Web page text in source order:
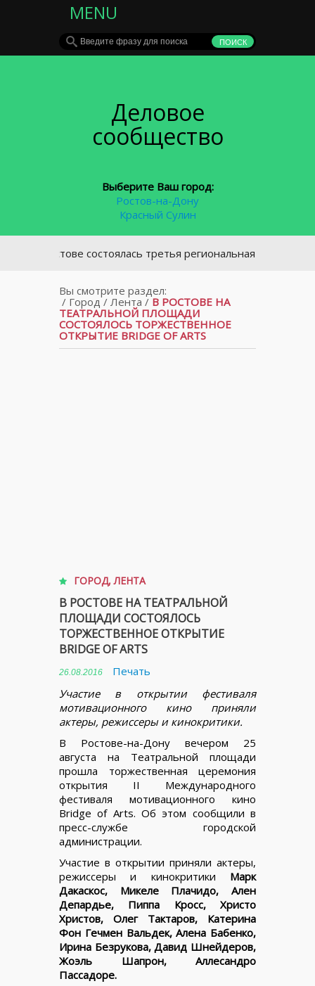
MENU
Деловое
сообщество
Выберите Ваш город:
Ростов-на-Дону
Красный Сулин
В Ростове состоялась третья региональная конференция
Вы смотрите раздел:
/ Город/ Лента / В РОСТОВЕ НА
ТЕАТРАЛЬНОЙ ПЛОЩАДИ
СОСТОЯЛОСЬ ТОРЖЕСТВЕННОЕ
ОТКРЫТИЕ BRIDGE OF ARTS
ГОРОД,ЛЕНТА
В РОСТОВЕ НА ТЕАТРАЛЬНОЙ
ПЛОЩАДИ СОСТОЯЛОСЬ
ТОРЖЕСТВЕННОЕ ОТКРЫТИЕ
BRIDGE OF ARTS
26.08.2016
Печать
Участие в открытии фестиваля
мотивационного кино приняли
актеры, режиссеры и кинокритики.
В Ростове-на-Дону вечером 25
августа на Театральной площади
прошла торжественная церемония
открытия II Международного
фестиваля мотивационного кино
Bridge of Arts. Об этом сообщили в
пресс-службе городской
администрации.
Участие в открытии приняли актеры,
режиссеры и кинокритики Марк
Дакаскос, Микеле Плачидо, Ален
Депардье, Пиппа Кросс, Христо
Христов, Олег Тактаров, Катерина
Фон Гечмен Вальдек, Алена Бабенко,
Ирина Безрукова, Давид Шнейдеров,
Жоэль Шапрон, Аллесандро
Пассадоре.